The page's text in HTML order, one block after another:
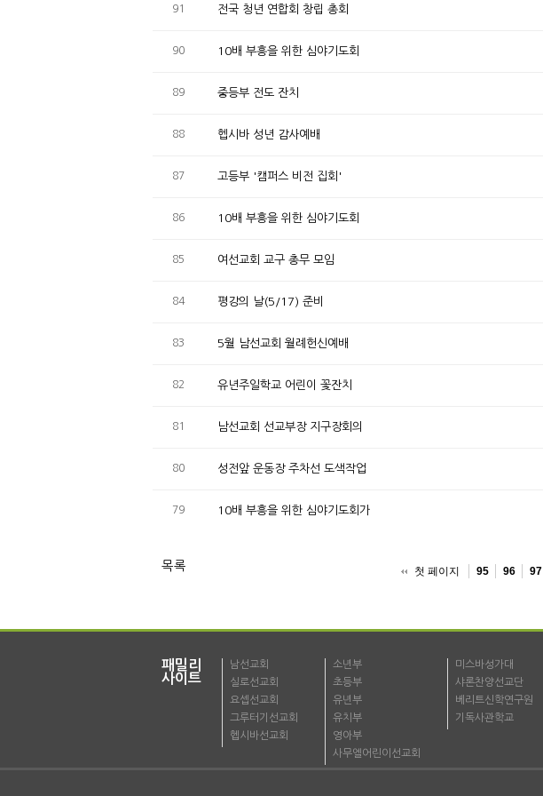
91 전국 청년 연합회 창립 총회
90 10배 부흥을 위한 심야기도회
89 중등부 전도 잔치
88 헵시바 성년 감사예배
87 고등부 '캠퍼스 비전 집회'
86 10배 부흥을 위한 심야기도회
85 여선교회 교구 총무 모임
84 평강의 날(5/17) 준비
83 5월 남선교회 월례헌신예배
82 유년주일학교 어린이 꽃잔치
81 남선교회 선교부장 지구장회의
80 성전앞 운동장 주차선 도색작업
79 10배 부흥을 위한 심야기도회가
목록 첫 페이지 95 96 97
패밀리
사이트
남선교회
실로선교회
요셉선교회
그루터기선교회
헵시바선교회
소년부
초등부
유년부
유치부
영아부
사무엘어린이선교회
미스바성가대
샤론찬양선교단
베리트신학연구원
기독사관학교